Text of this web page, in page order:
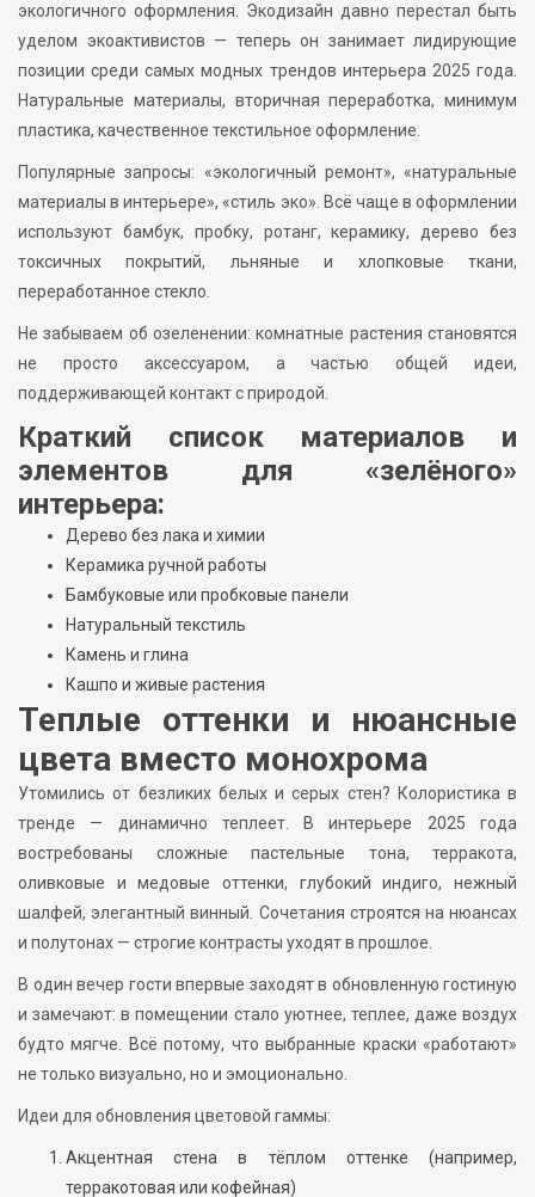
экологичного оформления. Экодизайн давно перестал быть
уделом экоактивистов — теперь он занимает лидирующие
позиции среди самых модных трендов интерьера 2025 года.
Натуральные материалы, вторичная переработка, минимум
пластика, качественное текстильное оформление.
Популярные запросы: «экологичный ремонт», «натуральные
материалы в интерьере», «стиль эко». Всё чаще в оформлении
используют бамбук, пробку, ротанг, керамику, дерево без
токсичных покрытий, льняные и хлопковые ткани,
переработанное стекло.
Не забываем об озеленении: комнатные растения становятся
не просто аксессуаром, а частью общей идеи,
поддерживающей контакт с природой.
Краткий список материалов и
элементов для «зелёного»
интерьера:
Дерево без лака и химии
Керамика ручной работы
Бамбуковые или пробковые панели
Натуральный текстиль
Камень и глина
Кашпо и живые растения
Теплые оттенки и нюансные
цвета вместо монохрома
Утомились от безликих белых и серых стен? Колористика в
тренде — динамично теплеет. В интерьере 2025 года
востребованы сложные пастельные тона, терракота,
оливковые и медовые оттенки, глубокий индиго, нежный
шалфей, элегантный винный. Сочетания строятся на нюансах
и полутонах — строгие контрасты уходят в прошлое.
В один вечер гости впервые заходят в обновленную гостиную
и замечают: в помещении стало уютнее, теплее, даже воздух
будто мягче. Всё потому, что выбранные краски «работают»
не только визуально, но и эмоционально.
Идеи для обновления цветовой гаммы:
Акцентная стена в тёплом оттенке (например,
терракотовая или кофейная)